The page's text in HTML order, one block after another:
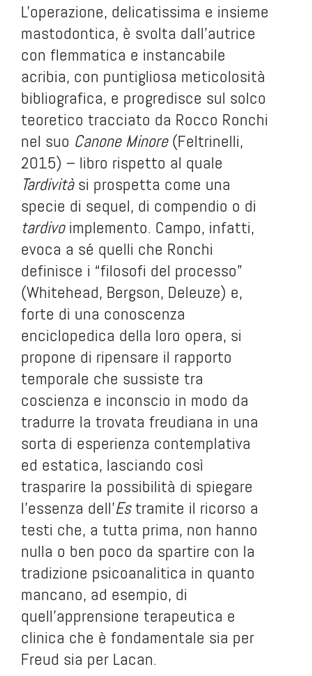
L'operazione, delicatissima e insieme
mastodontica, è svolta dall'autrice
con flemmatica e instancabile
acribia, con puntigliosa meticolosità
bibliografica, e progredisce sul solco
teoretico tracciato da Rocco Ronchi
nel suo Canone Minore (Feltrinelli,
2015) – libro rispetto al quale
Tardività si prospetta come una
specie di sequel, di compendio o di
tardivo implemento. Campo, infatti,
evoca a sé quelli che Ronchi
definisce i “filosofi del processo”
(Whitehead, Bergson, Deleuze) e,
forte di una conoscenza
enciclopedica della loro opera, si
propone di ripensare il rapporto
temporale che sussiste tra
coscienza e inconscio in modo da
tradurre la trovata freudiana in una
sorta di esperienza contemplativa
ed estatica, lasciando così
trasparire la possibilità di spiegare
l'essenza dell'Es tramite il ricorso a
testi che, a tutta prima, non hanno
nulla o ben poco da spartire con la
tradizione psicoanalitica in quanto
mancano, ad esempio, di
quell'apprensione terapeutica e
clinica che è fondamentale sia per
Freud sia per Lacan.